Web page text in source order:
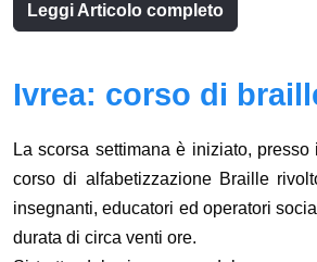
Leggi Articolo completo
Ivrea: corso di
La scorsa settimana è iniziato,
corso di alfabetizzazione Braille
insegnanti, educatori ed operatori
durata di circa venti ore.